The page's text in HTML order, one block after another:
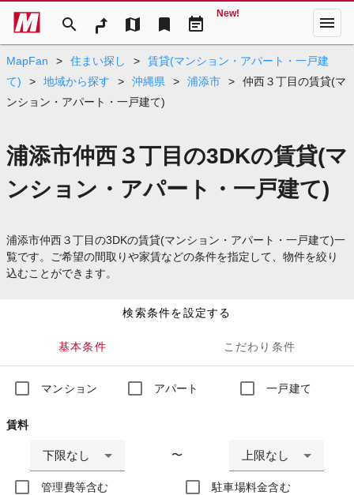
search map bookmark event_note
New! menu
MapFan > 住まい探し >
賃貸(マンション・アパート・一戸建
て)
> 地域から探す > 沖縄県 > 浦添市 >
仲西３丁目の賃貸(マ
ンション・アパート・一戸建て)
浦添市仲西３丁目の3DKの賃貸(マ
ンション・アパート・一戸建て)
浦添市仲西３丁目の3DKの賃貸(マンション・アパート・一戸建て)一
覧です。ご希望の間取りや家賃などの条件を指定して、物件を絞り
込むことができます。
検索条件を設定する
基本条件 こだわり条件
マンション アパート 一戸建て
賃料
下限なし 〜 上限なし
管理費等含む 駐車場料金含む